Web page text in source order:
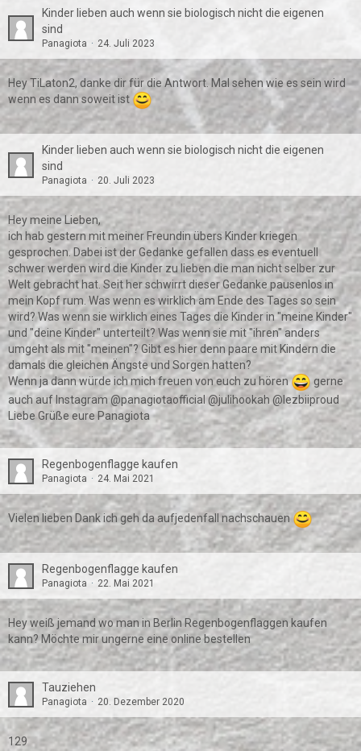
Kinder lieben auch wenn sie biologisch nicht die eigenen
sind
Panagiota 24. Juli 2023
Hey TiLaton2, danke dir für die Antwort. Mal sehen wie es sein wird
wenn es dann soweit ist
Kinder lieben auch wenn sie biologisch nicht die eigenen
sind
Panagiota 20. Juli 2023
Hey meine Lieben,
ich hab gestern mit meiner Freundin übers Kinder kriegen
gesprochen. Dabei ist der Gedanke gefallen dass es eventuell
schwer werden wird die Kinder zu lieben die man nicht selber zur
Welt gebracht hat. Seit her schwirrt dieser Gedanke pausenlos in
mein Kopf rum. Was wenn es wirklich am Ende des Tages so sein
wird? Was wenn sie wirklich eines Tages die Kinder in "meine Kinder"
und "deine Kinder" unterteilt? Was wenn sie mit "ihren" anders
umgeht als mit "meinen"? Gibt es hier denn paare mit Kindern die
damals die gleichen Ängste und Sorgen hatten?
Wenn ja dann würde ich mich freuen von euch zu hören
gerne
auch auf Instagram @panagiotaofficial @julihookah @lezbiiproud
Liebe Grüße eure Panagiota
Regenbogenflagge kaufen
Panagiota 24. Mai 2021
Vielen lieben Dank ich geh da aufjedenfall nachschauen
Regenbogenflagge kaufen
Panagiota 22. Mai 2021
Hey weiß jemand wo man in Berlin Regenbogenflaggen kaufen
kann? Möchte mir ungerne eine online bestellen
Tauziehen
Panagiota 20. Dezember 2020
129